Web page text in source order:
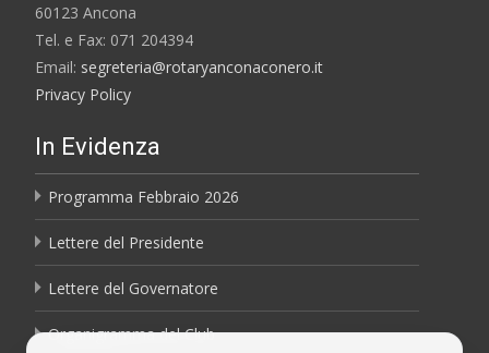
60123 Ancona
Tel. e Fax: 071 204394
Email: segreteria@rotaryanconaconero.it
Privacy Policy
In Evidenza
Programma Febbraio 2026
Lettere del Presidente
Lettere del Governatore
Organigramma del Club